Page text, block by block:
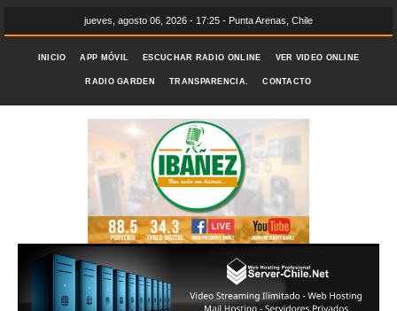
jueves, agosto 06, 2026 - 17:25 - Punta Arenas, Chile
INICIO APP MÓVIL ESCUCHAR RADIO ONLINE VER VIDEO ONLINE
RADIO GARDEN TRANSPARENCIA. CONTACTO